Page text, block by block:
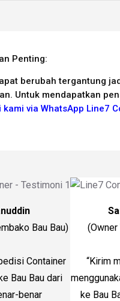
Penting:
berubah tergantung
Untuk mendapatkan
kami via WhatsApp Line7
Bau Bau)
Container
Bau Bau dari
benar
(Owner
“Kirim
ke Bau